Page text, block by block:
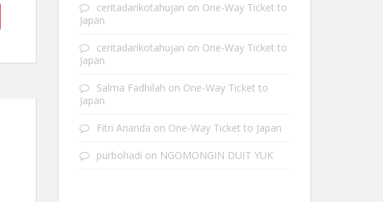
ceritadarikotahujan on One-Way Ticket to
Japan
ceritadarikotahujan on One-Way Ticket to
Japan
Salma Fadhilah on One-Way Ticket to
Japan
Fitri Ananda on One-Way Ticket to Japan
purbohadi on NGOMONGIN DUIT YUK